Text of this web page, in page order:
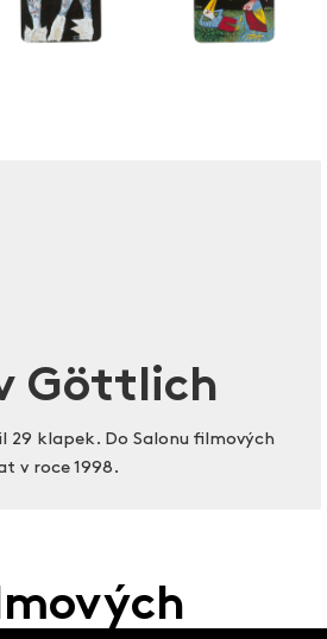
Göttlich
29 klapek. Do Salonu filmových
v roce 1998.